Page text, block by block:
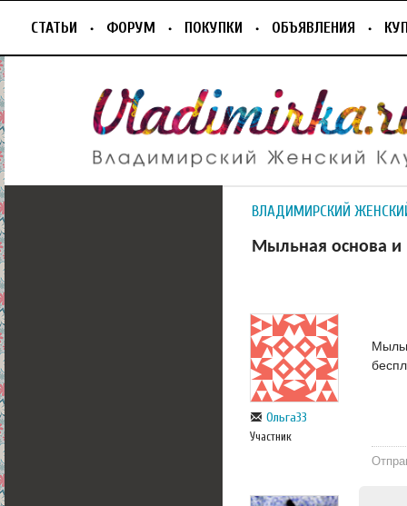
СТАТЬИ ФОРУМ ПОКУПКИ ОБЪЯВЛЕНИЯ
ВЛАДИМИРСКИЙ
Мыльная основа и
Ольга33
Участник